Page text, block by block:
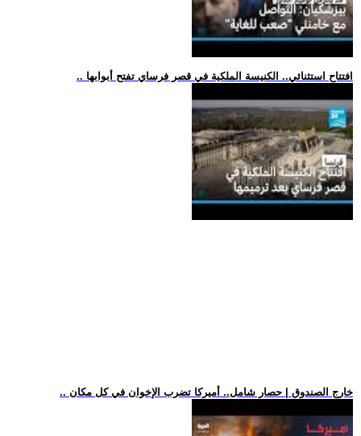
.. افتتاح استثنائي.. الكنيسة الملكية في قصر فرساي تفتح أبوابها
.. خارج الصندوق | حصار شامل.. أميركا تضرب الإخوان في كل مكان